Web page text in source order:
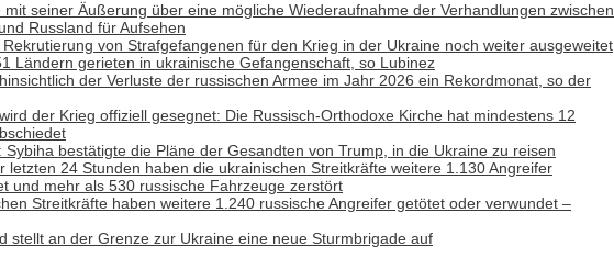
mit seiner Äußerung über eine mögliche Wiederaufnahme der Verhandlungen zwischen
Russland für Aufsehen
Rekrutierung von Strafgefangenen für den Krieg in der Ukraine noch weiter ausgeweitet
Ländern gerieten in ukrainische Gefangenschaft, so Lubinez
der Verluste der russischen Armee im Jahr 2026 ein Rekordmonat, so der
der Krieg offiziell gesegnet: Die Russisch-Orthodoxe Kirche hat mindestens 12
Sybiha bestätigte die Pläne der Gesandten von Trump, in die Ukraine zu reisen
letzten 24 Stunden haben die ukrainischen Streitkräfte weitere 1.130 Angreifer
und mehr als 530 russische Fahrzeuge zerstört
Streitkräfte haben weitere 1.240 russische Angreifer getötet oder verwundet –
stellt an der Grenze zur Ukraine eine neue Sturmbrigade auf